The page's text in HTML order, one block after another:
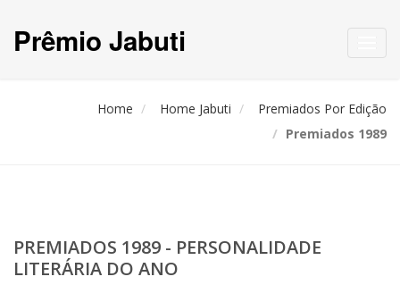
Prêmio Jabuti
Home Home Jabuti
Premiados Por Edição
Premiados 1989
PREMIADOS 1989 - PERSONALIDADE
LITERÁRIA DO ANO